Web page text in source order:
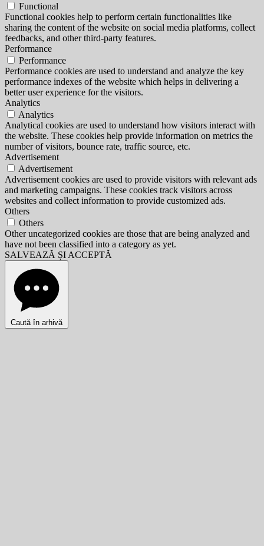
Functional
Functional cookies help to perform certain functionalities like
sharing the content of the website on social media platforms, collect
feedbacks, and other third-party features.
Performance
Performance
Performance cookies are used to understand and analyze the key
performance indexes of the website which helps in delivering a
better user experience for the visitors.
Analytics
Analytics
Analytical cookies are used to understand how visitors interact with
the website. These cookies help provide information on metrics the
number of visitors, bounce rate, traffic source, etc.
Advertisement
Advertisement
Advertisement cookies are used to provide visitors with relevant ads
and marketing campaigns. These cookies track visitors across
websites and collect information to provide customized ads.
Others
Others
Other uncategorized cookies are those that are being analyzed and
have not been classified into a category as yet.
SALVEAZĂ ȘI ACCEPTĂ
Caută în arhivă